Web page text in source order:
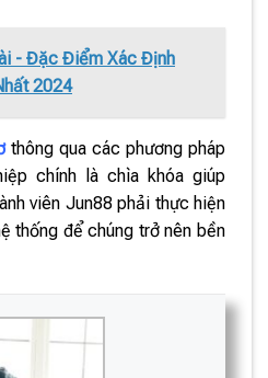
- Đặc Điểm Xác Định
2024
thông qua các phương pháp
chính là chìa khóa giúp
viên Jun88 phải thực hiện
thống để chúng trở nên bền